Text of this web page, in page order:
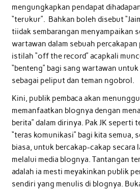
mengungkapkan pendapat
“terukur”. Bahkan boleh disebut
tiidak sembarangan menyampaikan
wartawan dalam sebuah percakapan
istilah “off the record” acapkali
“benteng” bagi sang wartawan untuk
sebagai peliput dan teman ngobrol.
Kini, publik pembaca akan
memanfaatkan blognya dengan
berita” dalam dirinya. Pak JK seperti
“teras komunikasi” bagi kita semua,
biasa, untuk bercakap-cakap secara
melalui media blognya. Tantangan
adalah ia mesti meyakinkan publik
sendiri yang menulis di blognya.